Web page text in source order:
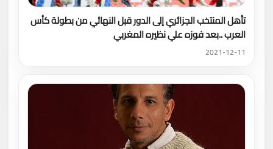
تأهل المنتخب الجزائري إلى الدور قبل النهائي من بطولة كأس
العرب ..بعد فوزه علي نظيره المغربي
2021-12-11